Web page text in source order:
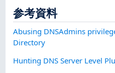
参考資料
Abusing DNSAdmins
Directory
Hunting DNS Server Level